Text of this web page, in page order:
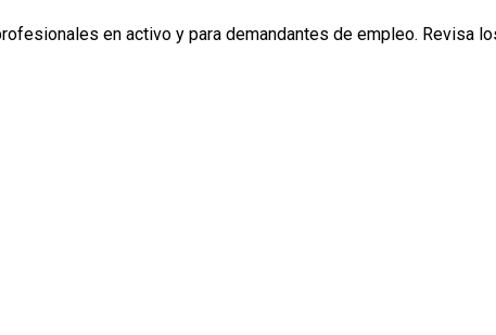
en activo y para demandantes de empleo. Revisa